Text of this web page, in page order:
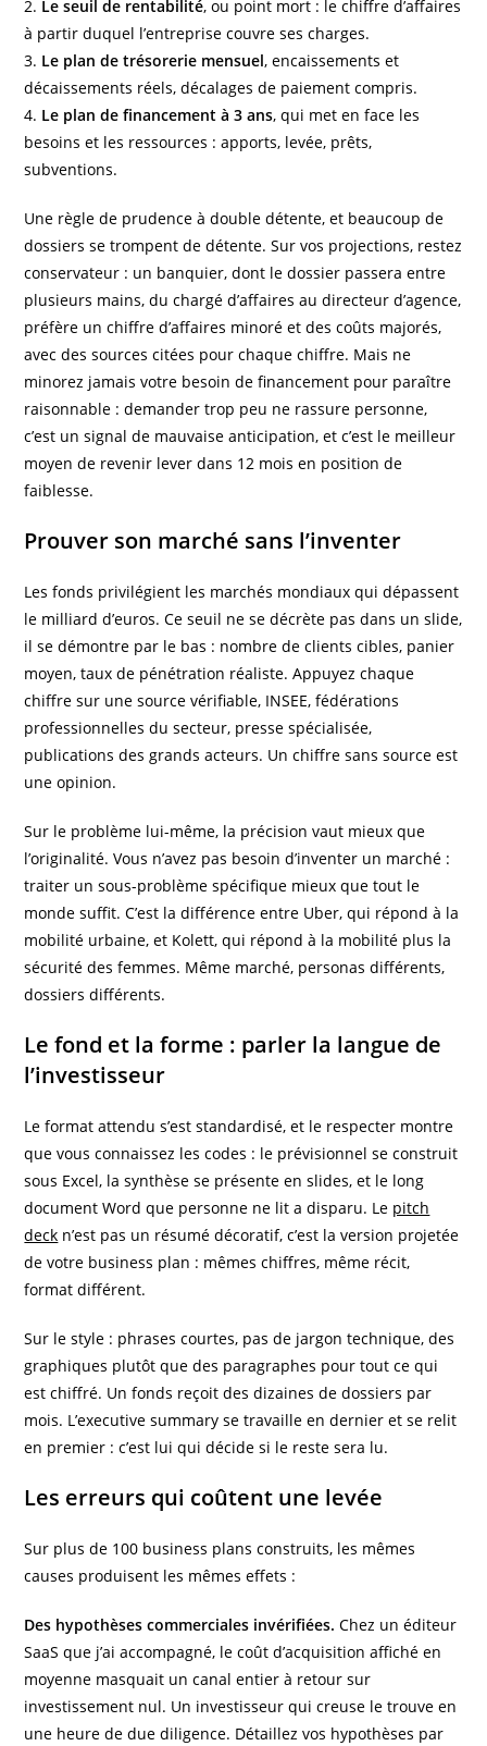
2. Le seuil de rentabilité, ou point mort : le chiffre d’affaires
à partir duquel l’entreprise couvre ses charges.
3. Le plan de trésorerie mensuel, encaissements et
décaissements réels, décalages de paiement compris.
4. Le plan de financement à 3 ans, qui met en face les
besoins et les ressources : apports, levée, prêts,
subventions.
Une règle de prudence à double détente, et beaucoup de
dossiers se trompent de détente. Sur vos projections, restez
conservateur : un banquier, dont le dossier passera entre
plusieurs mains, du chargé d’affaires au directeur d’agence,
préfère un chiffre d’affaires minoré et des coûts majorés,
avec des sources citées pour chaque chiffre. Mais ne
minorez jamais votre besoin de financement pour paraître
raisonnable : demander trop peu ne rassure personne,
c’est un signal de mauvaise anticipation, et c’est le meilleur
moyen de revenir lever dans 12 mois en position de
faiblesse.
Prouver son marché sans l’inventer
Les fonds privilégient les marchés mondiaux qui dépassent
le milliard d’euros. Ce seuil ne se décrète pas dans un slide,
il se démontre par le bas : nombre de clients cibles, panier
moyen, taux de pénétration réaliste. Appuyez chaque
chiffre sur une source vérifiable, INSEE, fédérations
professionnelles du secteur, presse spécialisée,
publications des grands acteurs. Un chiffre sans source est
une opinion.
Sur le problème lui-même, la précision vaut mieux que
l’originalité. Vous n’avez pas besoin d’inventer un marché :
traiter un sous-problème spécifique mieux que tout le
monde suffit. C’est la différence entre Uber, qui répond à la
mobilité urbaine, et Kolett, qui répond à la mobilité plus la
sécurité des femmes. Même marché, personas différents,
dossiers différents.
Le fond et la forme : parler la langue de
l’investisseur
Le format attendu s’est standardisé, et le respecter montre
que vous connaissez les codes : le prévisionnel se construit
sous Excel, la synthèse se présente en slides, et le long
document Word que personne ne lit a disparu. Le pitch
deck n’est pas un résumé décoratif, c’est la version projetée
de votre business plan : mêmes chiffres, même récit,
format différent.
Sur le style : phrases courtes, pas de jargon technique, des
graphiques plutôt que des paragraphes pour tout ce qui
est chiffré. Un fonds reçoit des dizaines de dossiers par
mois. L’executive summary se travaille en dernier et se relit
en premier : c’est lui qui décide si le reste sera lu.
Les erreurs qui coûtent une levée
Sur plus de 100 business plans construits, les mêmes
causes produisent les mêmes effets :
Des hypothèses commerciales invérifiées. Chez un éditeur
SaaS que j’ai accompagné, le coût d’acquisition affiché en
moyenne masquait un canal entier à retour sur
investissement nul. Un investisseur qui creuse le trouve en
une heure de due diligence. Détaillez vos hypothèses par